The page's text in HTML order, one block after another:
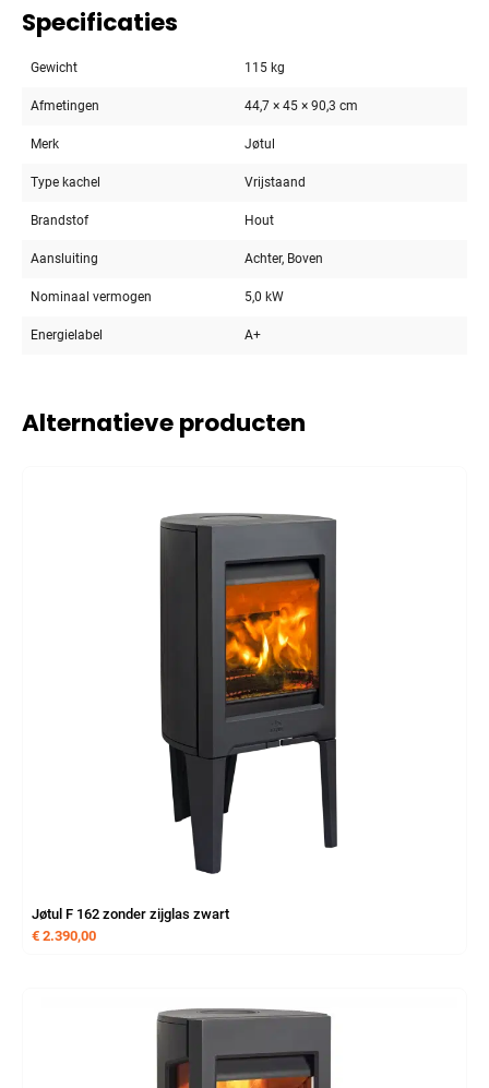
Specificaties
Gewicht 115 kg
Afmetingen 44,7 × 45 × 90,3 cm
Merk Jøtul
Type kachel Vrijstaand
Brandstof Hout
Aansluiting Achter, Boven
Nominaal vermogen 5,0 kW
Energielabel A+
Alternatieve producten
Jøtul F 162 zonder zijglas zwart
€ 2.390,00